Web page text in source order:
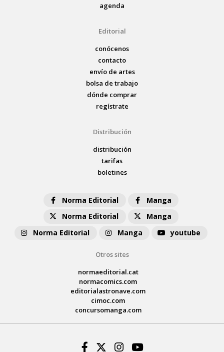
agenda
Editorial
conócenos
contacto
envío de artes
bolsa de trabajo
dónde comprar
regístrate
Distribución
distribución
tarifas
boletines
Norma Editorial
Manga
Norma Editorial
Manga
Norma Editorial
Manga youtube
Otros sites
normaeditorial.cat
normacomics.com
editorialastronave.com
cimoc.com
concursomanga.com
Facebook
Twitter
Instagram
Youtube